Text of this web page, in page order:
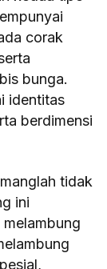
corak
bunga.
identitas
berdimensi
tidak
ini